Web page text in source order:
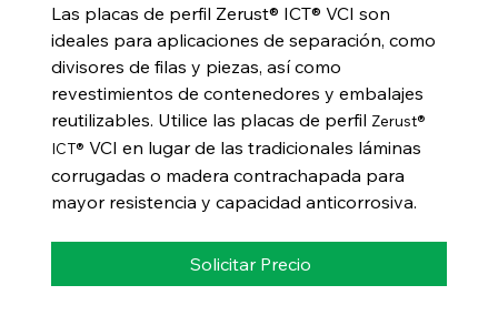
Las placas de perfil Zerust® ICT® VCI son
ideales para aplicaciones de separación, como
divisores de filas y piezas, así como
revestimientos de contenedores y embalajes
reutilizables. Utilice las placas de perfil Zerust®
ICT® VCI en lugar de las tradicionales láminas
corrugadas o madera contrachapada para
mayor resistencia y capacidad anticorrosiva.
Solicitar Precio